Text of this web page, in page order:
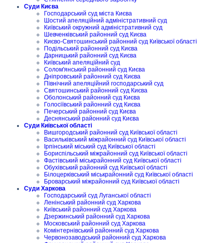
Суди Києва
Господарський суд міста Києва
Шостий апеляційний адміністративний суд
Київський окружний адміністративний суд
Шевченківський районний суд Києва
Києво-Святошинський районний суд Київської області
Подільський районний суд Києва
Дарницький районний суд Києва
Київський апеляційний суд
Солом'янський районний суд Києва
Дніпровський районний суд Києва
Північний апеляційний господарський суд
Святошинський районний суд Києва
Оболонський районний суд Києва
Голосіївський районний суд Києва
Печерський районний суд Києва
Деснянський районний суд Києва
Суди Київської області
Вишгородський районний суд Київської області
Васильківський міжрайонний суд Київської області
Ірпінський міський суд Київської області
Бориспільський міжрайонний суд Київської області
Фастівський міськрайонний суд Київської області
Обухівський районний суд Київської області
Білоцерківський міськрайонний суд Київської області
Броварський міжрайонний суд Київської області
Суди Харкова
Господарський суд Луганської області
Ленінський районний суд Харкова
Київський районний суд Харкова
Дзержинський районний суд Харкова
Московський районний суд Харкова
Комінтернівський районний суд Харкова
Червонозаводський районний суд Харкова